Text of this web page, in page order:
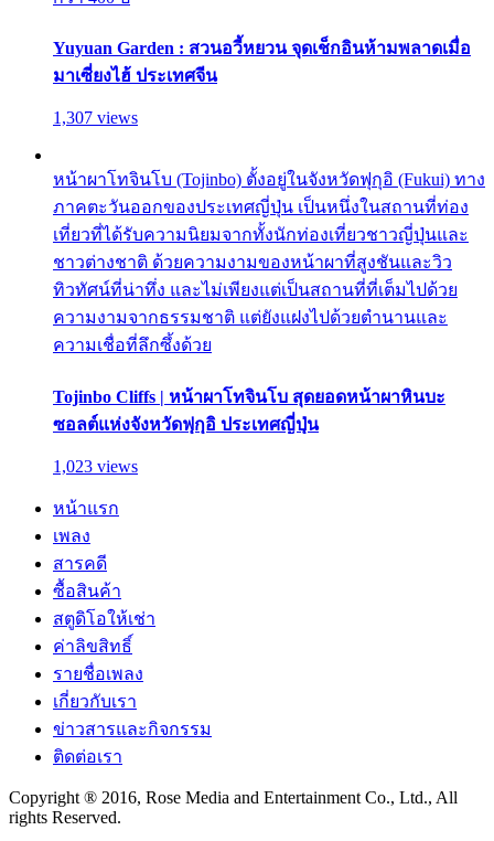
Yuyuan Garden : สวนอวี้หยวน จุดเช็กอินห้ามพลาดเมื่อ
มาเซี่ยงไฮ้ ประเทศจีน
1,307 views
หน้าผาโทจินโบ (Tojinbo) ตั้งอยู่ในจังหวัดฟุกุอิ (Fukui) ทาง
ภาคตะวันออกของประเทศญี่ปุ่น เป็นหนึ่งในสถานที่ท่อง
เที่ยวที่ได้รับความนิยมจากทั้งนักท่องเที่ยวชาวญี่ปุ่นและ
ชาวต่างชาติ ด้วยความงามของหน้าผาที่สูงชันและวิว
ทิวทัศน์ที่น่าทึ่ง และไม่เพียงแต่เป็นสถานที่ที่เต็มไปด้วย
ความงามจากธรรมชาติ แต่ยังแฝงไปด้วยตำนานและ
ความเชื่อที่ลึกซึ้งด้วย
Tojinbo Cliffs | หน้าผาโทจินโบ สุดยอดหน้าผาหินบะ
ซอลต์แห่งจังหวัดฟุกุอิ ประเทศญี่ปุ่น
1,023 views
หน้าแรก
เพลง
สารคดี
ซื้อสินค้า
สตูดิโอให้เช่า
ค่าลิขสิทธิ์
รายชื่อเพลง
เกี่ยวกับเรา
ข่าวสารและกิจกรรม
ติดต่อเรา
Copyright ® 2016, Rose Media and Entertainment Co., Ltd., All
rights Reserved.